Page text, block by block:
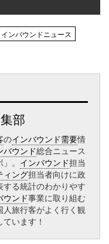
インバウンドニュース
部
のインバウンド需要情
バウンド総合ニュース
。 インバウンド担当
ィング担当者向けに政
する統計のわかりやす
ウンド事業に取り組む
人旅行客がよく行く観
います！